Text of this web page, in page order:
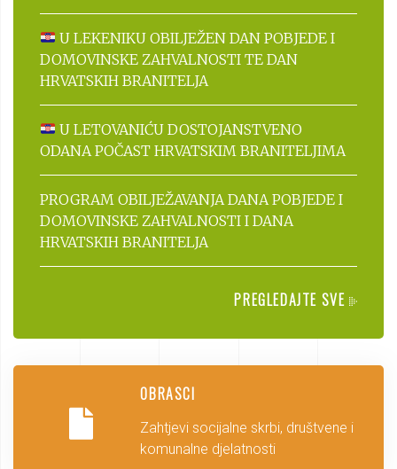
U LEKENIKU OBILJEŽEN DAN POBJEDE I
DOMOVINSKE ZAHVALNOSTI TE DAN
HRVATSKIH BRANITELJA
U LETOVANIĆU DOSTOJANSTVENO
ODANA POČAST HRVATSKIM BRANITELJIMA
PROGRAM OBILJEŽAVANJA DANA POBJEDE I
DOMOVINSKE ZAHVALNOSTI I DANA
HRVATSKIH BRANITELJA
PREGLEDAJTE SVE
OBRASCI
Zahtjevi socijalne skrbi, društvene i
komunalne djelatnosti